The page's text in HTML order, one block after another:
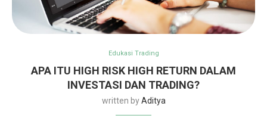
Edukasi Trading
APA ITU HIGH RISK HIGH RETURN DALAM
INVESTASI DAN TRADING?
written byAditya